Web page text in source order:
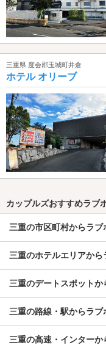
三重県 度会郡玉城町井倉
ホテル オリーブ
カップルズおすすめラブ
三重の市区町村からラブ
三重のホテルエリアか
三重のデートスポット
三重の路線・駅からラブ
三重の高速・インター